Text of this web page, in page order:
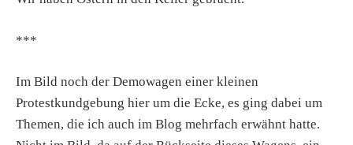
***
Im Bild noch der Demowagen einer kleinen
Protestkundgebung hier um die Ecke, es ging dabei um
Themen, die ich auch im Blog mehrfach erwähnt hatte.